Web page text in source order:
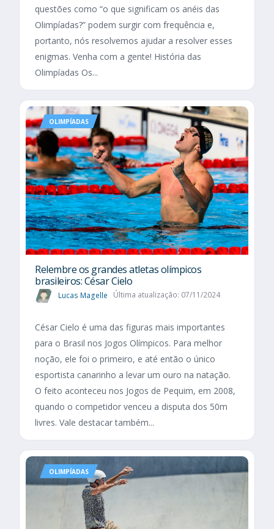
questões como “o que significam os anéis das
Olimpíadas?” podem surgir com frequência e,
portanto, nós resolvemos ajudar a resolver esses
enigmas. Venha com a gente! História das
Olimpíadas Os...
OLIMPÍADAS
Relembre os grandes atletas olímpicos
brasileiros: César Cielo
Lucas Magelle Última atualização: 07/11/2024
César Cielo é uma das figuras mais importantes
para o Brasil nos Jogos Olímpicos. Para melhor
noção, ele foi o primeiro, e até então o único
esportista canarinho a levar um ouro na natação.
O feito aconteceu nos Jogos de Pequim, em 2008,
quando o competidor venceu a disputa dos 50m
livres. Vale destacar também...
OLIMPÍADAS